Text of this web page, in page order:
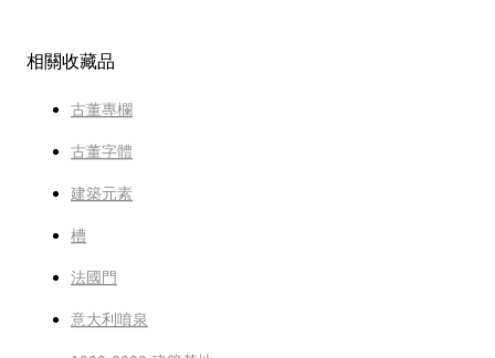
相關收藏品
古董專欄
古董字體
建築元素
槽
法國門
意大利噴泉